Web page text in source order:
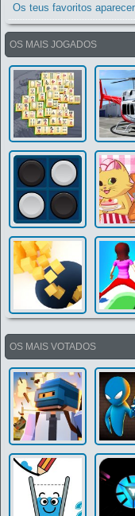
Os teus favoritos
OS MAIS JOGADOS
OS MAIS VOTADOS